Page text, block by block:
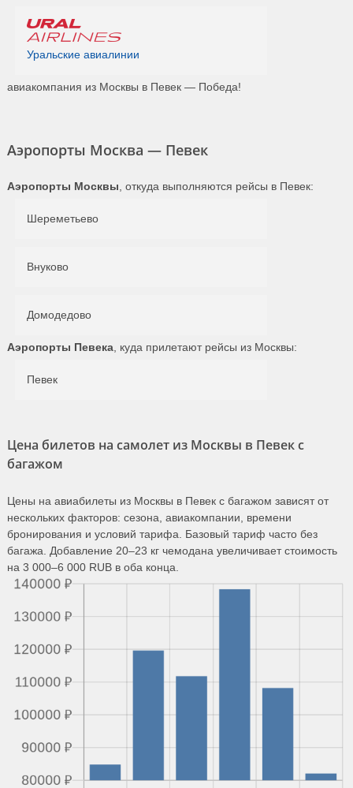
Уральские авиалинии
авиакомпания из Москвы в Певек — Победа!
Аэропорты Москва — Певек
Аэропорты Москвы , откуда выполняются рейсы в Певек:
Шереметьево
Внуково
Домодедово
Аэропорты Певека , куда прилетают рейсы из Москвы:
Певек
Цена билетов на самолет из Москвы в Певек с
багажом
Цены на авиабилеты из Москвы в Певек с багажом зависят от
нескольких факторов: сезона, авиакомпании, времени
бронирования и условий тарифа. Базовый тариф часто без
багажа. Добавление 20–23 кг чемодана увеличивает стоимость
на 3 000–6 000 RUB в оба конца.